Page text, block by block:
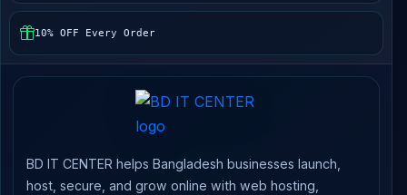
10% OFF Every Order
BD IT CENTER helps Bangladesh businesses launch,
host, secure, and grow online with web hosting,